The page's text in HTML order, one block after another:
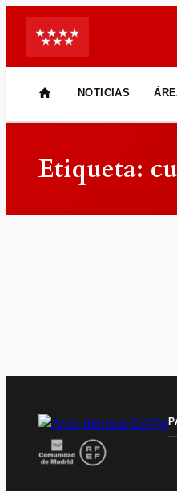
INICIO
NOTICIAS
contenido
Etiqueta:
—